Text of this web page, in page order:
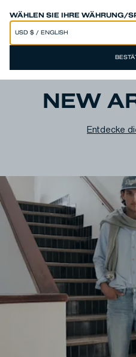
WÄHLEN SIE IHRE WÄHRUNG/
SPEND 250€ OR MORE & GET
NEW
Entdecke